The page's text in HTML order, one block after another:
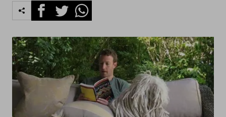
FacebookTwitterWhatsapp